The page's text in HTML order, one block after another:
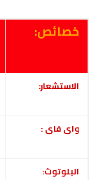
خصائص:
الاستشعار:
واى فاى :
البلوتوث: